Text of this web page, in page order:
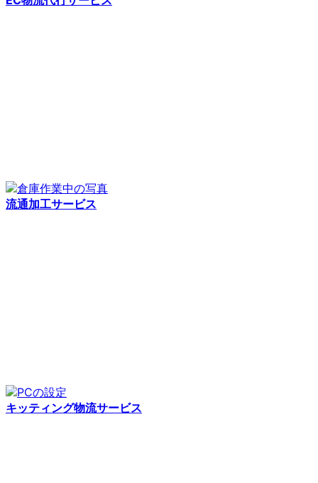
流通加工サービス
キッティング物流サービス